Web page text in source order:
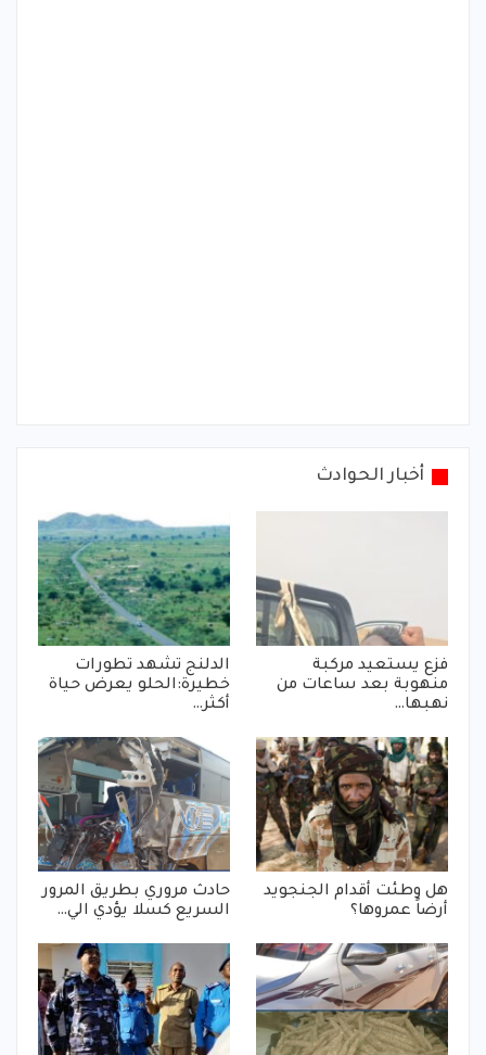
أخبار الحوادث
فزع يستعيد مركبة
منهوبة بعد ساعات من
نهبها…
الدلنج تشهد تطورات
خطيرة:الحلو يعرض حياة
أكثر…
هل وطئت أقدام الجنجويد
أرضاً عمروها؟
حادث مروري بطريق المرور
السريع كسلا يؤدي الي…